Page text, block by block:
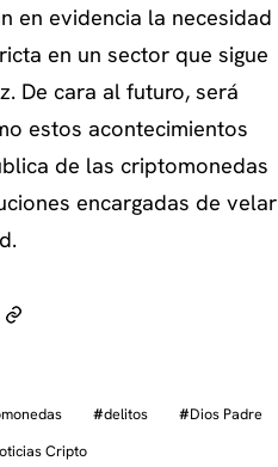
en evidencia la necesidad
en un sector que sigue
De cara al futuro, será
estos acontecimientos
de las criptomonedas
encargadas de velar
#delitos #Dios Padre
Cripto